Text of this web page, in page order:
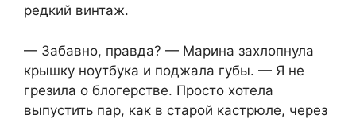
редкий винтаж.
— Забавно, правда? — Марина захлопнула
крышку ноутбука и поджала губы. — Я не
грезила о блогерстве. Просто хотела
выпустить пар, как в старой кастрюле, через